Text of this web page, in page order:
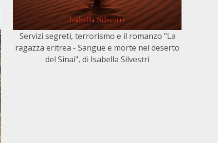
Servizi segreti, terrorismo e il romanzo "La
ragazza eritrea - Sangue e morte nel deserto
del Sinai", di Isabella Silvestri